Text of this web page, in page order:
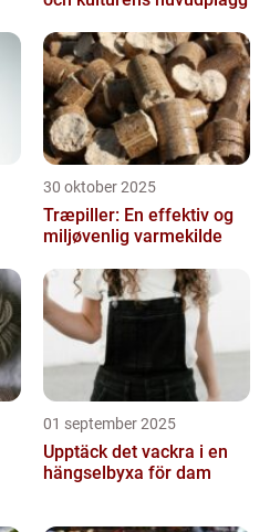
30 oktober 2025
Træpiller: En effektiv og
miljøvenlig varmekilde
01 september 2025
Upptäck det vackra i en
hängselbyxa för dam